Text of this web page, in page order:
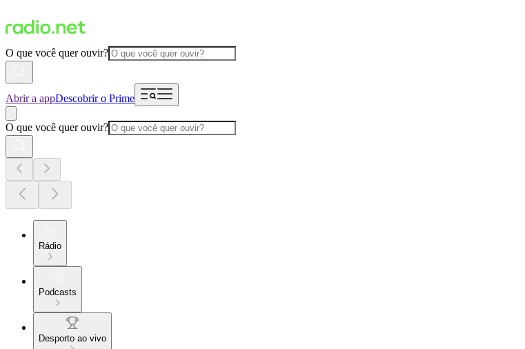
O que você quer ouvir?
Abrir a appDescobrir o Prime
O que você quer ouvir?
Rádio
Podcasts
Desporto ao vivo